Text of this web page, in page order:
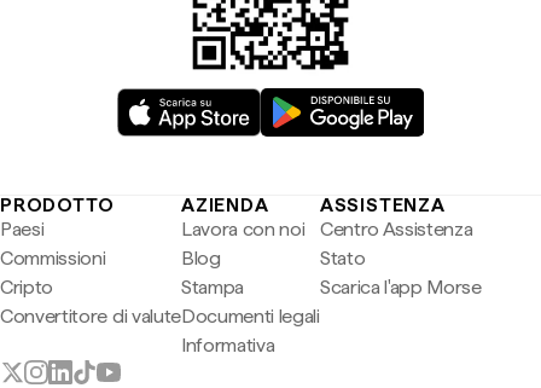
PRODOTTO
Paesi
Commissioni
Cripto
Convertitore di valute
AZIENDA
Lavora con noi
Blog
Stampa
Documenti legali
Informativa
ASSISTENZA
Centro Assistenza
Stato
Scarica l'app Morse